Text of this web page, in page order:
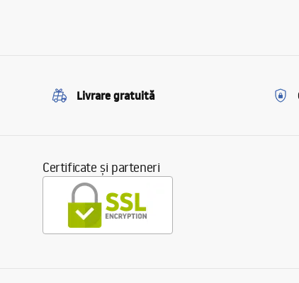
Livrare gratuită
Certificate și parteneri